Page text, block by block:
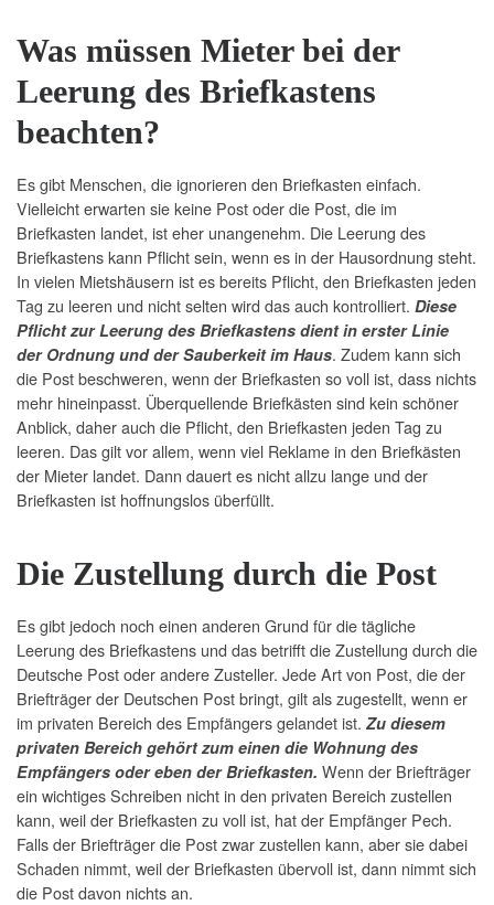
Was müssen Mieter bei der
Leerung des Briefkastens
beachten?
Es gibt Menschen, die ignorieren den Briefkasten einfach.
Vielleicht erwarten sie keine Post oder die Post, die im
Briefkasten landet, ist eher unangenehm. Die Leerung des
Briefkastens kann Pflicht sein, wenn es in der Hausordnung steht.
In vielen Mietshäusern ist es bereits Pflicht, den Briefkasten jeden
Tag zu leeren und nicht selten wird das auch kontrolliert. Diese
Pflicht zur Leerung des Briefkastens dient in erster Linie
der Ordnung und der Sauberkeit im Haus. Zudem kann sich
die Post beschweren, wenn der Briefkasten so voll ist, dass nichts
mehr hineinpasst. Überquellende Briefkästen sind kein schöner
Anblick, daher auch die Pflicht, den Briefkasten jeden Tag zu
leeren. Das gilt vor allem, wenn viel Reklame in den Briefkästen
der Mieter landet. Dann dauert es nicht allzu lange und der
Briefkasten ist hoffnungslos überfüllt.
Die Zustellung durch die Post
Es gibt jedoch noch einen anderen Grund für die tägliche
Leerung des Briefkastens und das betrifft die Zustellung durch die
Deutsche Post oder andere Zusteller. Jede Art von Post, die der
Briefträger der Deutschen Post bringt, gilt als zugestellt, wenn er
im privaten Bereich des Empfängers gelandet ist. Zu diesem
privaten Bereich gehört zum einen die Wohnung des
Empfängers oder eben der Briefkasten. Wenn der Briefträger
ein wichtiges Schreiben nicht in den privaten Bereich zustellen
kann, weil der Briefkasten zu voll ist, hat der Empfänger Pech.
Falls der Briefträger die Post zwar zustellen kann, aber sie dabei
Schaden nimmt, weil der Briefkasten übervoll ist, dann nimmt sich
die Post davon nichts an.